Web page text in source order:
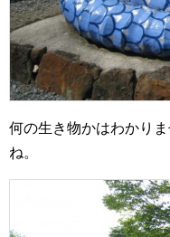
何の生き物かはわかり
ね。